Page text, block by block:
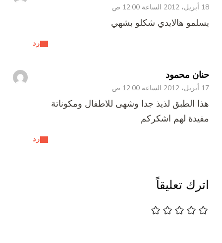
18 أبريل، 2012 الساعة 12:00 ص
رد
يسلمو هالايدي شكلو بشهي
حنان محمود
17 أبريل، 2012 الساعة 12:00 ص
رد
هذا الطبق لذيذ جدا وشهى للاطفال ومكوناتة
مفيدة لهم اشكركم
اترك تعليقاً